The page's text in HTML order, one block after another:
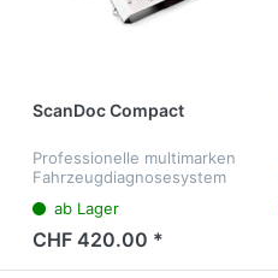
ScanDoc Compact
Professionelle multimarken
Fahrzeugdiagnosesystem
ab Lager
CHF 420.00 *